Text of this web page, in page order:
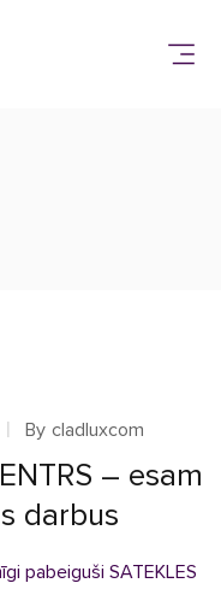
By cladluxcom
– esam
darbus
pabeiguši SATEKLES